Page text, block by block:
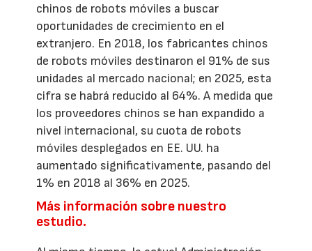
chinos de robots móviles a buscar
oportunidades de crecimiento en el
extranjero. En 2018, los fabricantes chinos
de robots móviles destinaron el 91% de sus
unidades al mercado nacional; en 2025, esta
cifra se habrá reducido al 64%. A medida que
los proveedores chinos se han expandido a
nivel internacional, su cuota de robots
móviles desplegados en EE. UU. ha
aumentado significativamente, pasando del
1% en 2018 al 36% en 2025.
Más información sobre nuestro
estudio.